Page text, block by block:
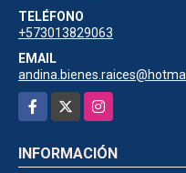
TELÉFONO
+573013829063
EMAIL
Facebook
Instagram
INFORMACIÓN